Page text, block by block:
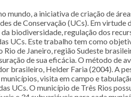
mundo, a iniciativa de criação de
de Conservação (UCs). Em
biodiversidade, regulação dos
UCs. Este trabalho tem como
de Janeiro, região Sudeste
de sua eficácia. O método de
brasileiro, Helder Faria (2004). A
visita em campo e
UCs. O município de Três Rios